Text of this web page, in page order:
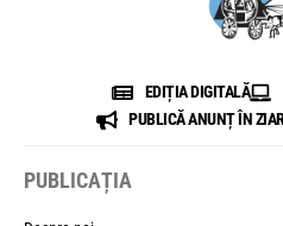
EDIȚIA DIGITALĂ
PUBLICĂ ANUNȚ ÎN
PUBLICAȚIA